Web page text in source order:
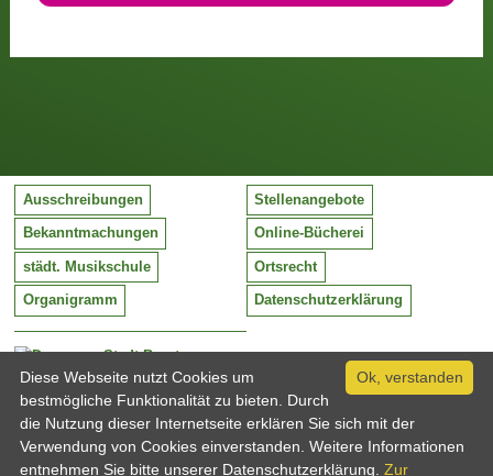
Stadt Barntrup
Mittelstraße 38
32683 Barntrup
Tel:
Email:
05263 / 409-0
info@barntrup.de
Ausschreibungen Stellenangebote
Bekanntmachungen Online-Bücherei
städt. Musikschule Ortsrecht
Organigramm Datenschutzerklärung
Ok, verstanden
Diese Webseite nutzt Cookies um
bestmögliche Funktionalität zu bieten. Durch
die Nutzung dieser Internetseite erklären Sie sich mit der
Verwendung von Cookies einverstanden. Weitere Informationen
entnehmen Sie bitte unserer Datenschutzerklärung. Zur